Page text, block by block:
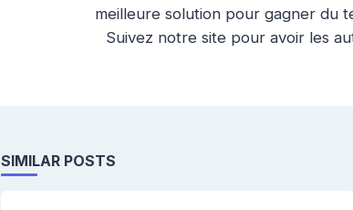
meilleure solution pour gagner du
Suivez notre site pour avoir les
SIMILAR POSTS